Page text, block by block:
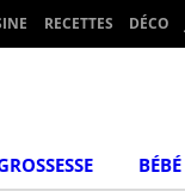
RECETTES DÉCO
BÉBÉ